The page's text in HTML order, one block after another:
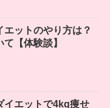
エットのやり方は？
【体験談】
イエットで4kg痩せ